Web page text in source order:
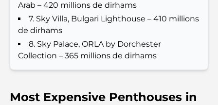
Lamborghini les plus chères jamais construites : la
liste ultime des collectionneurs
L'école GEMS la plus chère de Dubaï : un guide
complet pour les parents
Arab – 420 millions de dirhams
7. Sky Villa, Bulgari Lighthouse – 410 millions
de dirhams
8. Sky Palace, ORLA by Dorchester
Collection – 365 millions de dirhams
Most Expensive Penthouses in